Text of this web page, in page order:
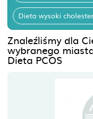
Dieta wysoki
Znaleźliśmy dla
wybranego
Dieta PCOS